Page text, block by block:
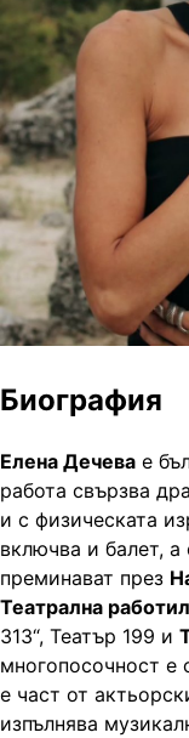
Биография
Елена Дечева е
работа свързва
и с физическата
включва и балет, а
преминават през
Театрална
313“, Театър 199 и
многопосочност е
е част от
изпълнява